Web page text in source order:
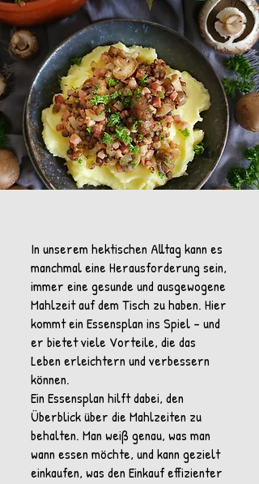
In unserem hektischen Alltag kann es
manchmal eine Herausforderung sein,
immer eine gesunde und ausgewogene
Mahlzeit auf dem Tisch zu haben. Hier
kommt ein Essensplan ins Spiel – und
er bietet viele Vorteile, die das
Leben erleichtern und verbessern
können.
Ein Essensplan hilft dabei, den
Überblick über die Mahlzeiten zu
behalten. Man weiß genau, was man
wann essen möchte, und kann gezielt
einkaufen, was den Einkauf effizienter